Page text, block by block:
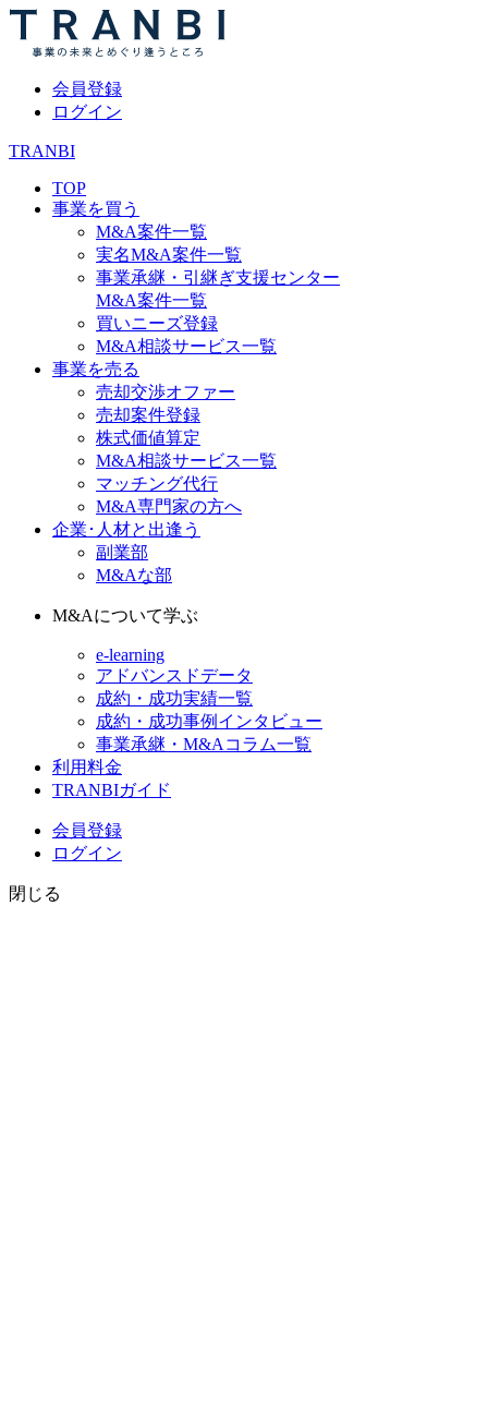
会員登録
ログイン
TRANBI
TOP
事業を買う
M&A案件一覧
実名M&A案件一覧
事業承継・引継ぎ支援センター
M&A案件一覧
買いニーズ登録
M&A相談サービス一覧
事業を売る
売却交渉オファー
売却案件登録
株式価値算定
M&A相談サービス一覧
マッチング代行
M&A専門家の方へ
企業･人材と出逢う
副業部
M&Aな部
M&Aについて学ぶ
e-learning
アドバンスドデータ
成約・成功実績一覧
成約・成功事例インタビュー
事業承継・M&Aコラム一覧
利用料金
TRANBIガイド
会員登録
ログイン
閉じる